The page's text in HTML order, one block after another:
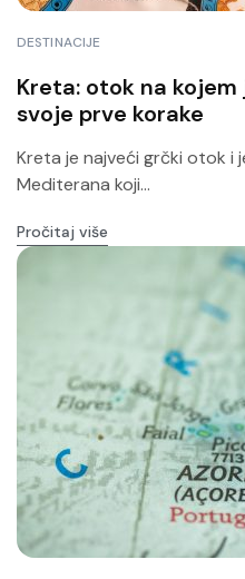
DESTINACIJE
Kreta: otok na
svoje prve korake
Kreta je najveći grčki otok i
Mediterana koji...
Pročitaj više